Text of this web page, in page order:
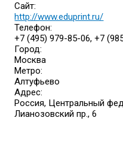
Сайт:
http://www.eduprint.ru/
Телефон:
+7 (495) 979-85-06, +7
Город:
Москва
Метро:
Алтуфьево
Адрес:
Россия, Центральный
Лианозовский пр., 6